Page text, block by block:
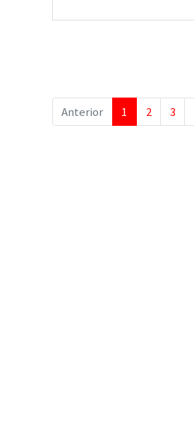
Anterior 1 2 3